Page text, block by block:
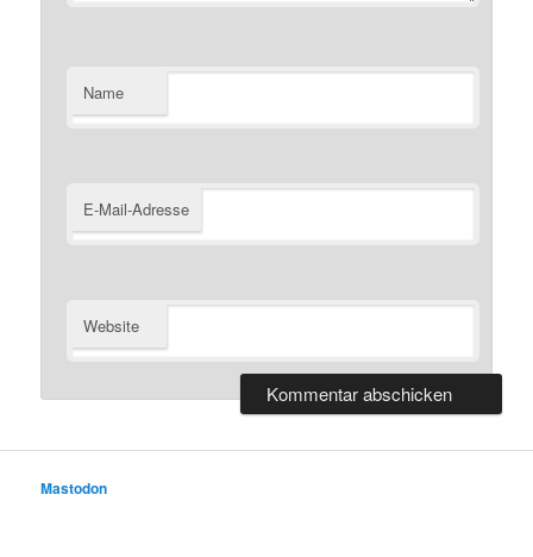
Name
E-Mail-Adresse
Website
Mastodon